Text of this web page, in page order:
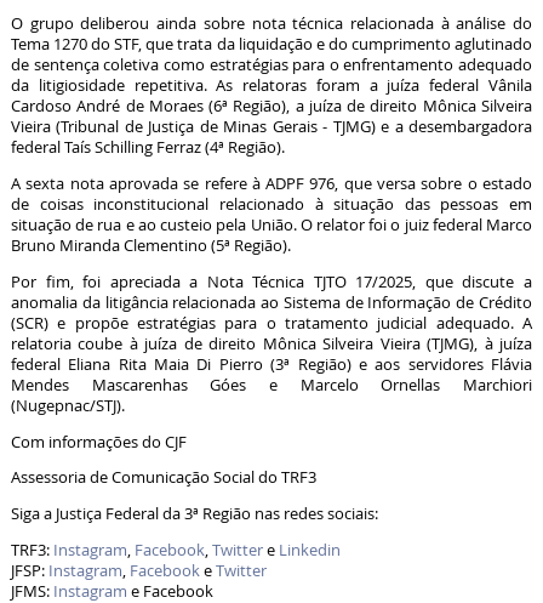
O grupo deliberou ainda sobre nota técnica relacionada à análise do
Tema 1270 do STF, que trata da liquidação e do cumprimento aglutinado
de sentença coletiva como estratégias para o enfrentamento adequado
da litigiosidade repetitiva. As relatoras foram a juíza federal Vânila
Cardoso André de Moraes (6ª Região), a juíza de direito Mônica Silveira
Vieira (Tribunal de Justiça de Minas Gerais - TJMG) e a desembargadora
federal Taís Schilling Ferraz (4ª Região).
A sexta nota aprovada se refere à ADPF 976, que versa sobre o estado
de coisas inconstitucional relacionado à situação das pessoas em
situação de rua e ao custeio pela União. O relator foi o juiz federal Marco
Bruno Miranda Clementino (5ª Região).
Por fim, foi apreciada a Nota Técnica TJTO 17/2025, que discute a
anomalia da litigância relacionada ao Sistema de Informação de Crédito
(SCR) e propõe estratégias para o tratamento judicial adequado. A
relatoria coube à juíza de direito Mônica Silveira Vieira (TJMG), à juíza
federal Eliana Rita Maia Di Pierro (3ª Região) e aos servidores Flávia
Mendes Mascarenhas Góes e Marcelo Ornellas Marchiori
(Nugepnac/STJ).
Com informações do CJF
Assessoria de Comunicação Social do TRF3
Siga a Justiça Federal da 3ª Região nas redes sociais:
TRF3: Instagram, Facebook,Twittere Linkedin
JFSP: Instagram, FacebookeTwitter
JFMS: Instagram e Facebook